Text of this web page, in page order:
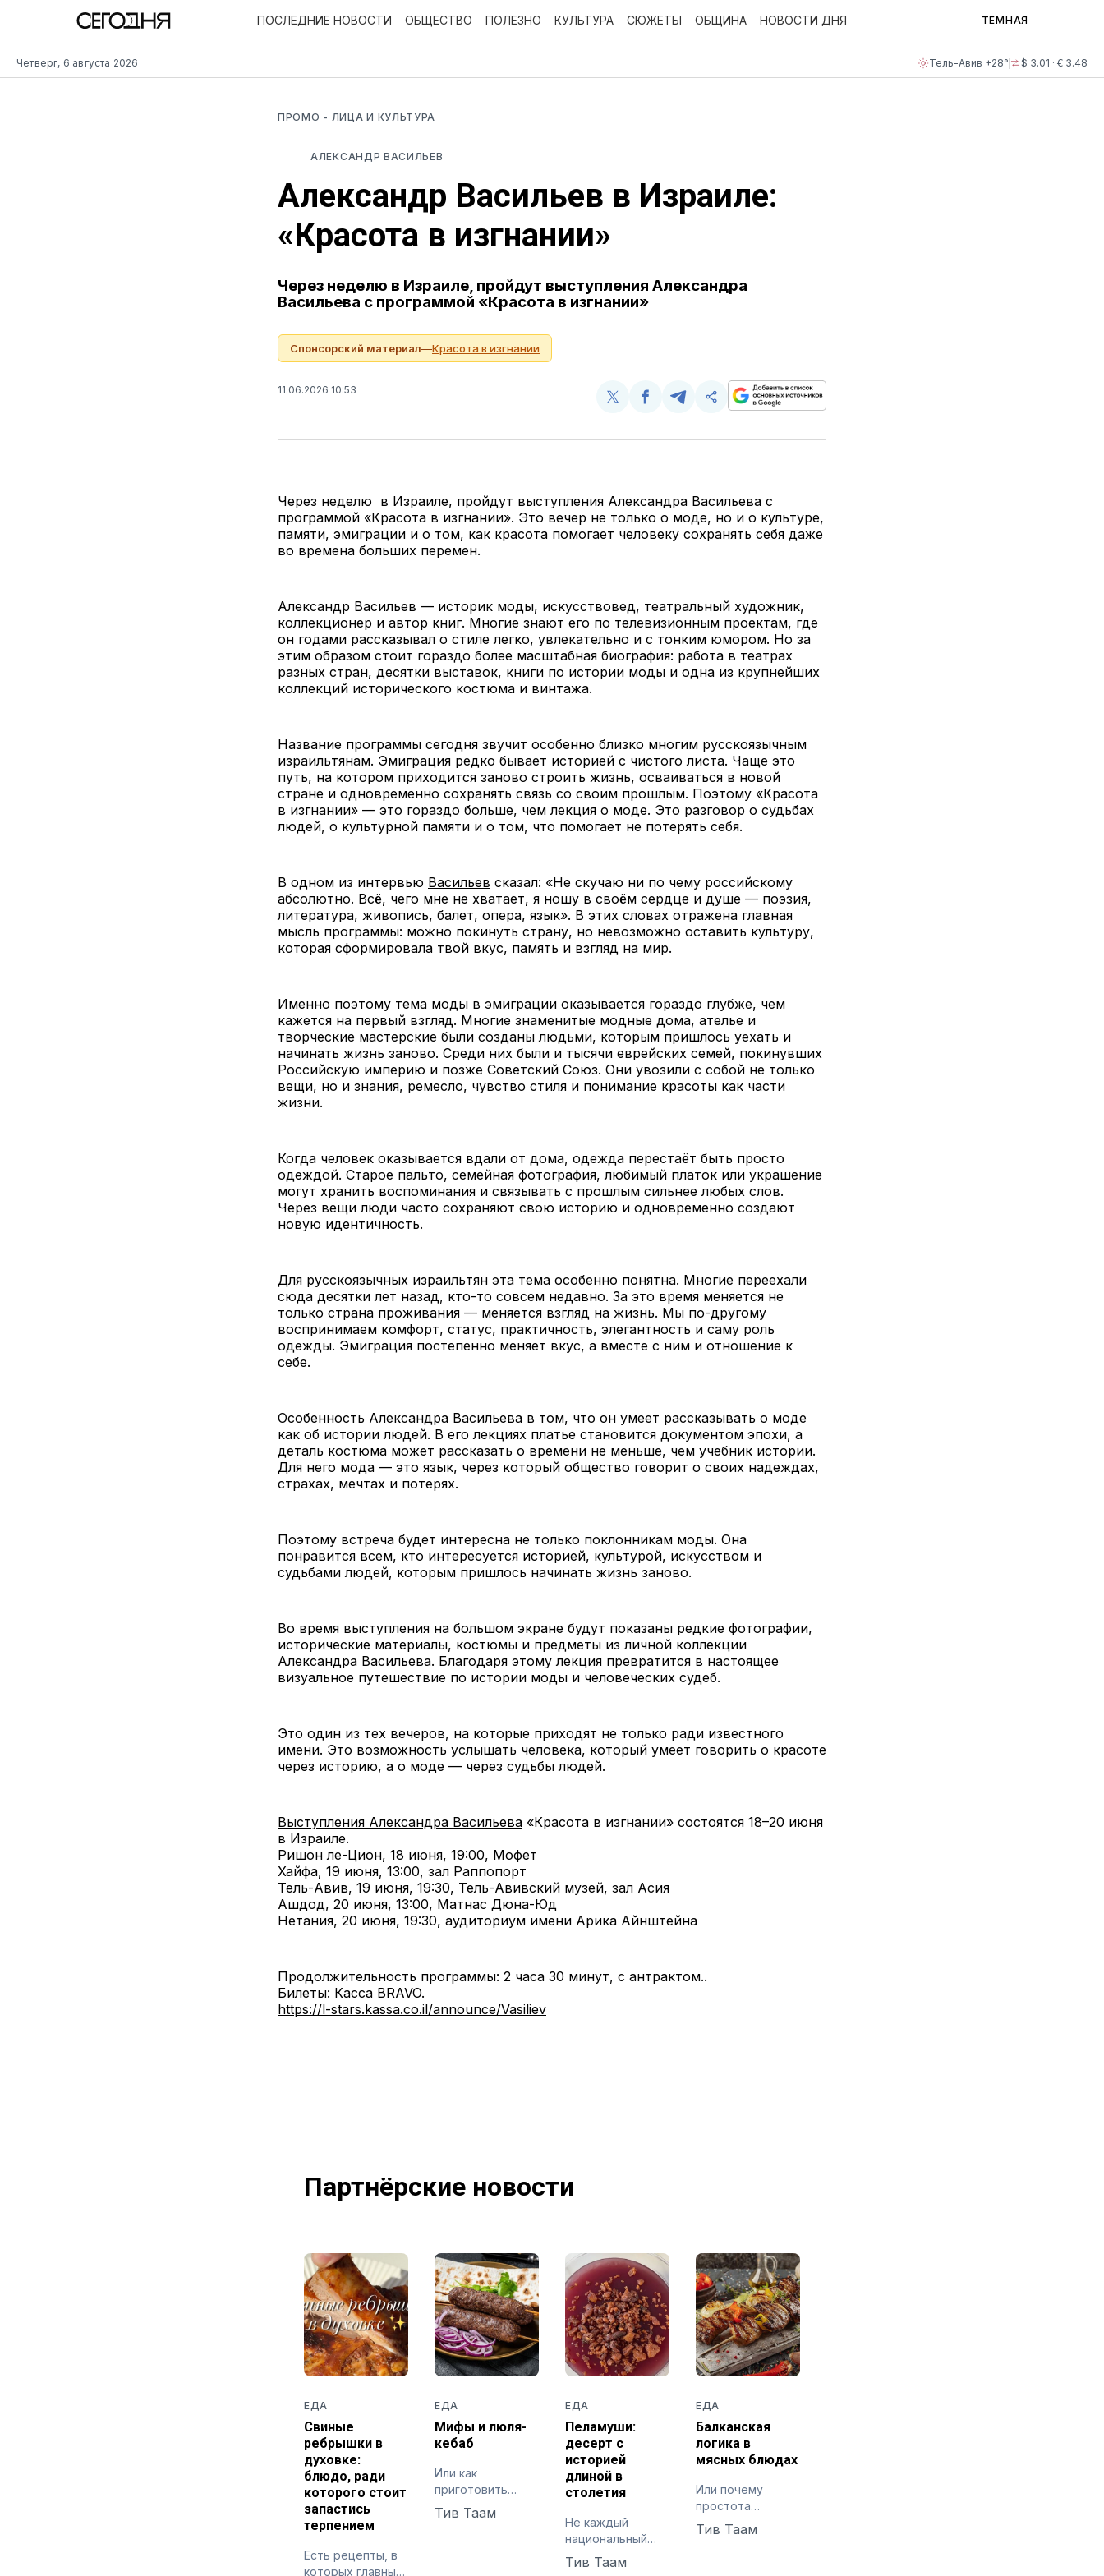
Четверг, 6 августа 2026 Тель-Авив +28° $ 3.01 · € 3.48
ПОСЛЕДНИЕ НОВОСТИ ОБЩЕСТВО ПОЛЕЗНО КУЛЬТУРА СЮЖЕТЫ ОБЩИНА НОВОСТИ ДНЯ ТЕМНАЯ
ПРОМО - ЛИЦА И КУЛЬТУРА
АЛЕКСАНДР ВАСИЛЬЕВ
Александр Васильев в Израиле:
«Красота в изгнании»
Через неделю в Израиле, пройдут выступления Александра
Васильева с программой «Красота в изгнании»
Спонсорский материал—Красота в изгнании
11.06.2026 10:53
Поделиться
Twitter
Поделиться
Facebook
Поделиться
Telegram
Скопируйте
поделитесь
Через неделю в Израиле, пройдут выступления Александра Васильева с
программой «Красота в изгнании». Это вечер не только о моде, но и о культуре,
памяти, эмиграции и о том, как красота помогает человеку сохранять себя даже
во времена больших перемен.
Александр Васильев — историк моды, искусствовед, театральный художник,
коллекционер и автор книг. Многие знают его по телевизионным проектам, где
он годами рассказывал о стиле легко, увлекательно и с тонким юмором. Но за
этим образом стоит гораздо более масштабная биография: работа в театрах
разных стран, десятки выставок, книги по истории моды и одна из крупнейших
коллекций исторического костюма и винтажа.
Название программы сегодня звучит особенно близко многим русскоязычным
израильтянам. Эмиграция редко бывает историей с чистого листа. Чаще это
путь, на котором приходится заново строить жизнь, осваиваться в новой
стране и одновременно сохранять связь со своим прошлым. Поэтому «Красота
в изгнании» — это гораздо больше, чем лекция о моде. Это разговор о судьбах
людей, о культурной памяти и о том, что помогает не потерять себя.
В одном из интервью Васильев сказал: «Не скучаю ни по чему российскому
абсолютно. Всё, чего мне не хватает, я ношу в своём сердце и душе — поэзия,
литература, живопись, балет, опера, язык». В этих словах отражена главная
мысль программы: можно покинуть страну, но невозможно оставить культуру,
которая сформировала твой вкус, память и взгляд на мир.
Именно поэтому тема моды в эмиграции оказывается гораздо глубже, чем
кажется на первый взгляд. Многие знаменитые модные дома, ателье и
творческие мастерские были созданы людьми, которым пришлось уехать и
начинать жизнь заново. Среди них были и тысячи еврейских семей, покинувших
Российскую империю и позже Советский Союз. Они увозили с собой не только
вещи, но и знания, ремесло, чувство стиля и понимание красоты как части
жизни.
Когда человек оказывается вдали от дома, одежда перестаёт быть просто
одеждой. Старое пальто, семейная фотография, любимый платок или украшение
могут хранить воспоминания и связывать с прошлым сильнее любых слов.
Через вещи люди часто сохраняют свою историю и одновременно создают
новую идентичность.
Для русскоязычных израильтян эта тема особенно понятна. Многие переехали
сюда десятки лет назад, кто-то совсем недавно. За это время меняется не
только страна проживания — меняется взгляд на жизнь. Мы по-другому
воспринимаем комфорт, статус, практичность, элегантность и саму роль
одежды. Эмиграция постепенно меняет вкус, а вместе с ним и отношение к
себе.
Особенность Александра Васильева в том, что он умеет рассказывать о моде
как об истории людей. В его лекциях платье становится документом эпохи, а
деталь костюма может рассказать о времени не меньше, чем учебник истории.
Для него мода — это язык, через который общество говорит о своих надеждах,
страхах, мечтах и потерях.
Поэтому встреча будет интересна не только поклонникам моды. Она
понравится всем, кто интересуется историей, культурой, искусством и
судьбами людей, которым пришлось начинать жизнь заново.
Во время выступления на большом экране будут показаны редкие фотографии,
исторические материалы, костюмы и предметы из личной коллекции
Александра Васильева. Благодаря этому лекция превратится в настоящее
визуальное путешествие по истории моды и человеческих судеб.
Это один из тех вечеров, на которые приходят не только ради известного
имени. Это возможность услышать человека, который умеет говорить о красоте
через историю, а о моде — через судьбы людей.
Выступления Александра Васильева «Красота в изгнании» состоятся 18–20 июня
в Израиле.
Ришон ле-Цион, 18 июня, 19:00, Мофет
Хайфа, 19 июня, 13:00, зал Раппопорт
Тель-Авив, 19 июня, 19:30, Тель-Авивский музей, зал Асия
Ашдод, 20 июня, 13:00, Матнас Дюна-Юд
Нетания, 20 июня, 19:30, аудиториум имени Арика Айнштейна
Продолжительность программы: 2 часа 30 минут, с антрактом..
Билеты: Касса BRAVO.
https://l-stars.kassa.co.il/announce/Vasiliev
Партнёрские новости
ЕДА
Свиные
ребрышки в
духовке:
блюдо, ради
которого стоит
запастись
терпением
Есть рецепты, в
которых главный
ЕДА
Мифы и люля-
кебаб
Или как
приготовить
идеальный
кавказский люля-
Тив Таам
ЕДА
Пеламуши:
десерт с
историей
длиной в
столетия
Не каждый
национальный
десерт
начинается с
Тив Таам
ЕДА
Балканская
логика в
мясных блюдах
Или почему
простота
требует
точности
Тив Таам